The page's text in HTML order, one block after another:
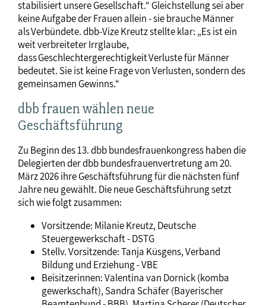
stabilisiert unsere Gesellschaft.“ Gleichstellung sei aber
keine Aufgabe der Frauen allein - sie brauche Männer
als Verbündete. dbb-Vize Kreutz stellte klar: „Es ist ein
weit verbreiteter Irrglaube,
dass Geschlechtergerechtigkeit Verluste für Männer
bedeutet. Sie ist keine Frage von Verlusten, sondern des
gemeinsamen Gewinns.“
dbb frauen wählen neue
Geschäftsführung
Zu Beginn des 13. dbb bundesfrauenkongress haben die
Delegierten der dbb bundesfrauenvertretung am 20.
März 2026 ihre Geschäftsführung für die nächsten fünf
Jahre neu gewählt. Die neue Geschäftsführung setzt
sich wie folgt zusammen:
Vorsitzende: Milanie Kreutz, Deutsche
Steuergewerkschaft - DSTG
Stellv. Vorsitzende: Tanja Küsgens, Verband
Bildung und Erziehung - VBE
Beisitzerinnen:Valentina van Dornick (komba
gewerkschaft), Sandra Schäfer (Bayerischer